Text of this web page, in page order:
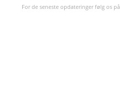
For de seneste opdateringer følg os på